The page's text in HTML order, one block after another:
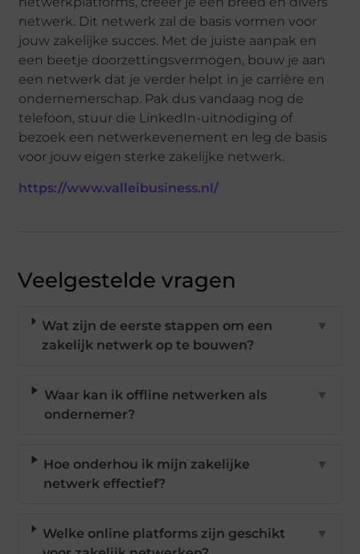
netwerk. Dit netwerk zal de basis vormen voor
jouw zakelijke succes. Met de juiste aanpak en
een beetje doorzettingsvermogen, bouw je aan
een netwerk dat je verder helpt in je carrière en
ondernemerschap. Pak dus vandaag nog de
telefoon, stuur die LinkedIn-uitnodiging of
bezoek een netwerkevenement en leg de basis
voor jouw eigen sterke zakelijke netwerk.
https://www.valleibusiness.nl/
Veelgestelde vragen
Wat zijn de eerste stappen om een
zakelijk netwerk op te bouwen?
▼
Waar kan ik offline netwerken als
ondernemer?
▼
Hoe onderhou ik mijn zakelijke
netwerk effectief?
▼
Welke online platforms zijn geschikt
▼